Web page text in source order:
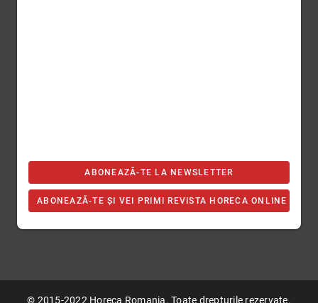
ABONEAZĂ-TE LA NEWSLETTER
ABONEAZĂ-TE ȘI VEI PRIMI REVISTA HORECA ONLINE
© 2015-2022 Horeca Romania. Toate drepturile rezervate.